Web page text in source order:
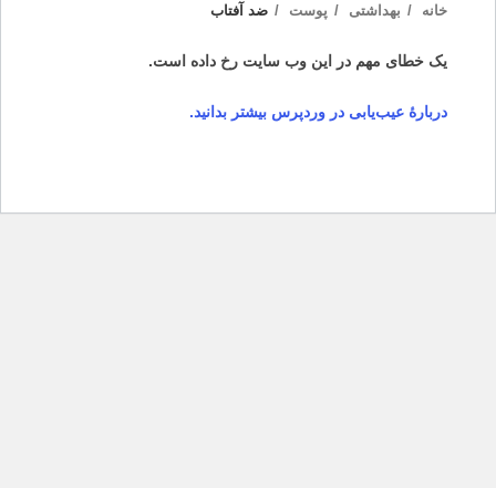
خانه بهداشتی پوست ضد آفتاب
یک خطای مهم در این وب سایت رخ داده است.
دربارهٔ عیب‌یابی در وردپرس بیشتر بدانید.